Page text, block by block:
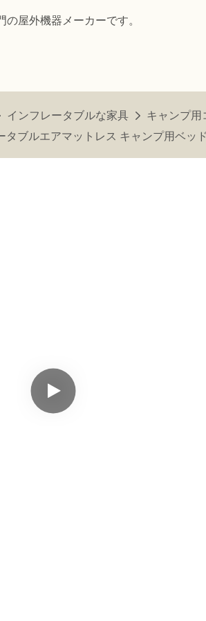
の屋外機器メーカーです。
インフレータブルな家具
キャンプ用
タブルエアマットレス キャンプ用ベッ